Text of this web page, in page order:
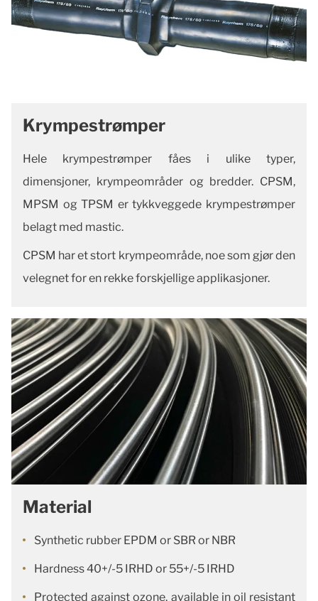
Krympestrømper
Hele krympestrømper fåes i ulike typer,
dimensjoner, krympeområder og bredder. CPSM,
MPSM og TPSM er tykkveggede krympestrømper
belagt med mastic.
CPSM har et stort krympeområde, noe som gjør den
velegnet for en rekke forskjellige applikasjoner.
Material
Synthetic rubber EPDM or SBR or NBR
Hardness 40+/-5 IRHD or 55+/-5 IRHD
Protected against ozone, available in oil resistant